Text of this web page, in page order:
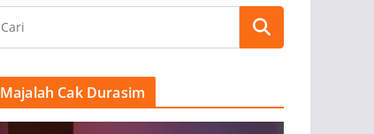
Majalah Cak Durasim